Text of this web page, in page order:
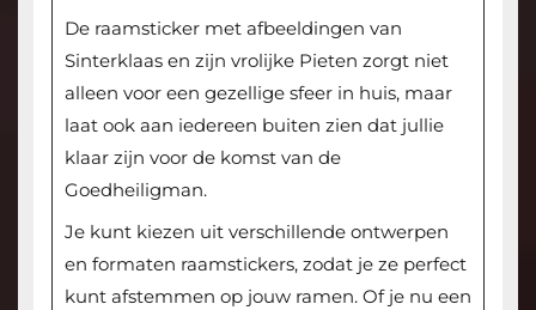
De raamsticker met afbeeldingen van
Sinterklaas en zijn vrolijke Pieten zorgt niet
alleen voor een gezellige sfeer in huis, maar
laat ook aan iedereen buiten zien dat jullie
klaar zijn voor de komst van de
Goedheiligman.
Je kunt kiezen uit verschillende ontwerpen
en formaten raamstickers, zodat je ze perfect
kunt afstemmen op jouw ramen. Of je nu een